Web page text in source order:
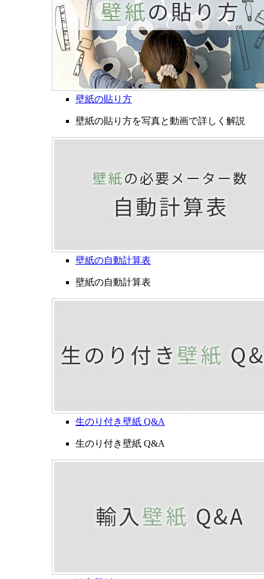
壁紙の貼り方
壁紙の貼り方を写真と動画で詳しく解説
壁紙の自動計算表
壁紙の自動計算表
生のり付き壁紙 Q&A
生のり付き壁紙 Q&A